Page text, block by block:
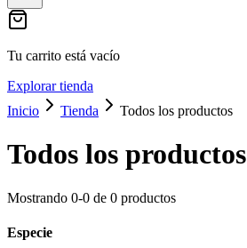
Tu carrito está vacío
Explorar tienda
Inicio
Tienda Todos los productos
Todos los productos
Mostrando 0-0 de 0 productos
Especie